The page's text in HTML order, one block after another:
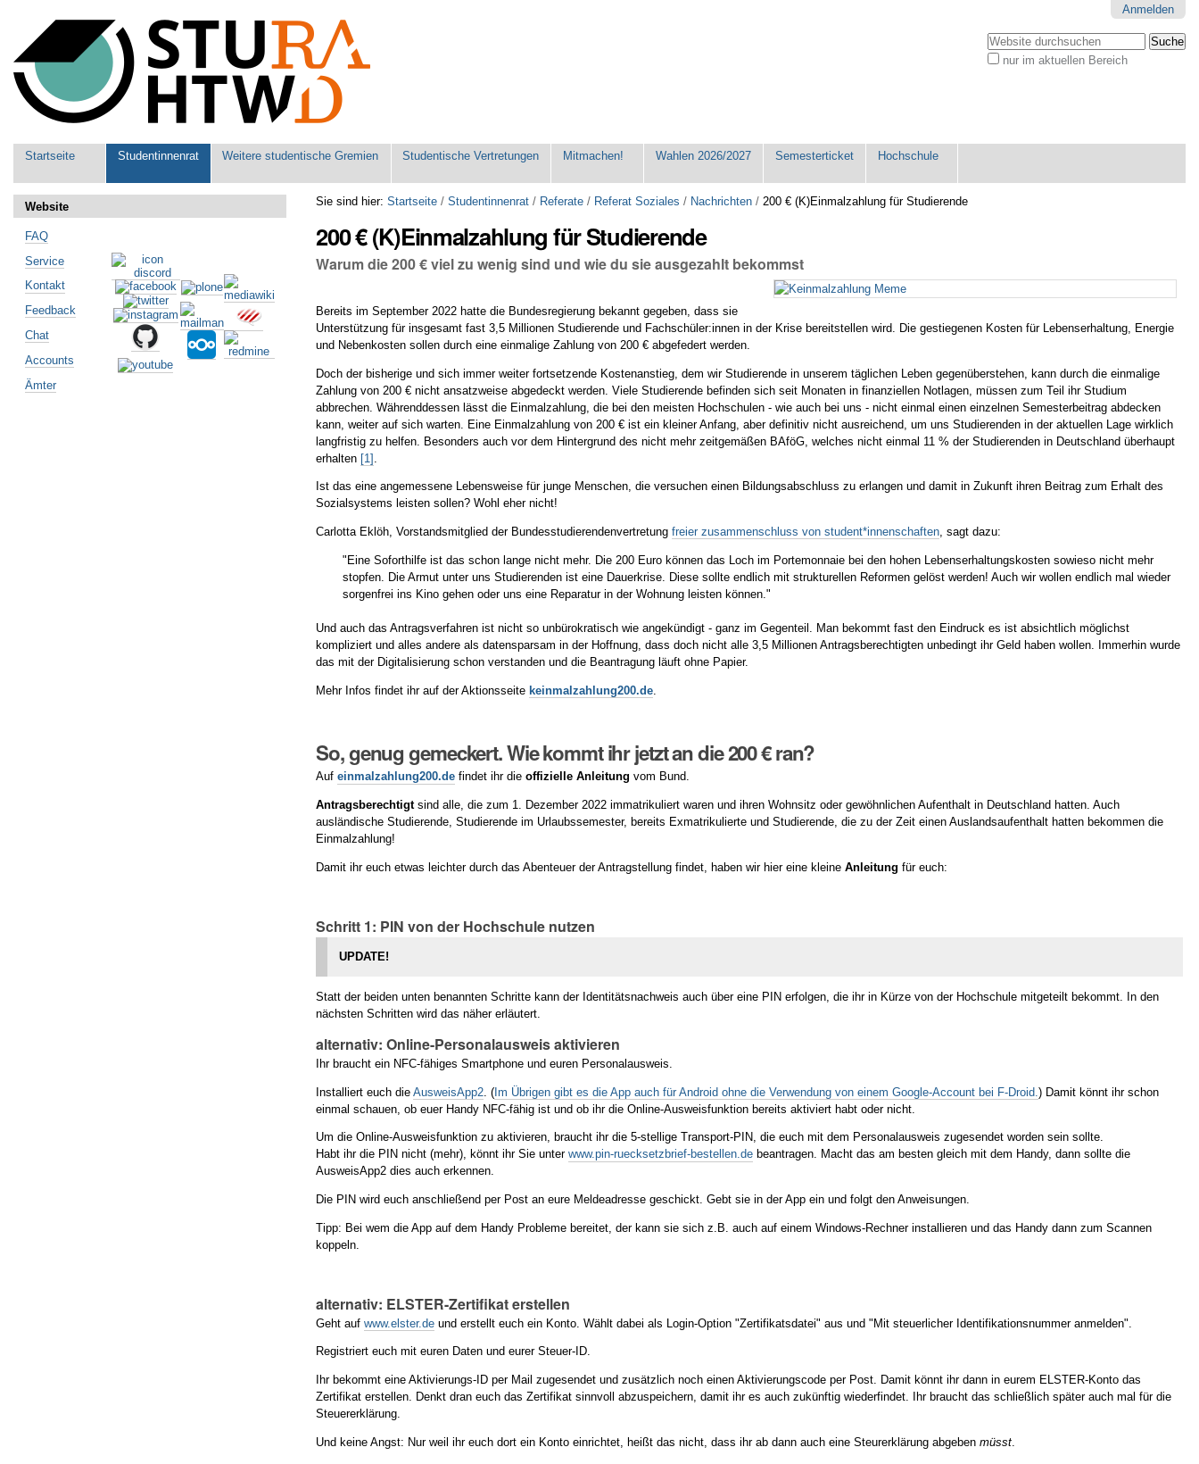
Werkzeuge
Anmelden
Website durchsuchen
nur im aktuellen Bereich
Sektionen
Startseite Studentinnenrat Weitere studentische Gremien Studentische Vertretungen Mitmachen! Wahlen 2026/2027 Semesterticket Hochschule
Sie sind hier: Startseite /Studentinnenrat / Referate / Referat Soziales / Nachrichten /200 € (K)Einmalzahlung für Studierende
200 € (K)Einmalzahlung für Studierende
Warum die 200 € viel zu wenig sind und wie du sie ausgezahlt bekommst
Bereits im September 2022 hatte die Bundesregierung bekannt gegeben, dass sie
Unterstützung für insgesamt fast 3,5 Millionen Studierende und Fachschüler:innen in der Krise bereitstellen wird. Die gestiegenen Kosten für Lebenserhaltung, Energie
und Nebenkosten sollen durch eine einmalige Zahlung von 200 € abgefedert werden.
Doch der bisherige und sich immer weiter fortsetzende Kostenanstieg, dem wir Studierende in unserem täglichen Leben gegenüberstehen, kann durch die einmalige
Zahlung von 200 € nicht ansatzweise abgedeckt werden. Viele Studierende befinden sich seit Monaten in finanziellen Notlagen, müssen zum Teil ihr Studium
abbrechen. Währenddessen lässt die Einmalzahlung, die bei den meisten Hochschulen - wie auch bei uns - nicht einmal einen einzelnen Semesterbeitrag abdecken
kann, weiter auf sich warten. Eine Einmalzahlung von 200 € ist ein kleiner Anfang, aber definitiv nicht ausreichend, um uns Studierenden in der aktuellen Lage wirklich
langfristig zu helfen. Besonders auch vor dem Hintergrund des nicht mehr zeitgemäßen BAföG, welches nicht einmal 11 % der Studierenden in Deutschland überhaupt
erhalten [1]
Ist das eine angemessene Lebensweise für junge Menschen, die versuchen einen Bildungsabschluss zu erlangen und damit in Zukunft ihren Beitrag zum Erhalt des
Sozialsystems leisten sollen? Wohl eher nicht!
Carlotta Eklöh, Vorstands­mitglied der Bundes­­studierenden­vertretungfreier zusammenschluss von student*innenschaften, sagt dazu:
"Eine Soforthilfe ist das schon lange nicht mehr. Die 200 Euro können das Loch im Portemonnaie bei den hohen Lebenserhaltungskosten sowieso nicht mehr
stopfen. Die Armut unter uns Studierenden ist eine Dauerkrise. Diese sollte endlich mit strukturellen Reformen gelöst werden! Auch wir wollen endlich mal wieder
sorgenfrei ins Kino gehen oder uns eine Reparatur in der Wohnung leisten können."
Und auch das Antragsverfahren ist nicht so unbürokratisch wie angekündigt - ganz im Gegenteil. Man bekommt fast den Eindruck es ist absichtlich möglichst
kompliziert und alles andere als datensparsam in der Hoffnung, dass doch nicht alle 3,5 Millionen Antragsberechtigten unbedingt ihr Geld haben wollen. Immerhin wurde
das mit der Digitalisierung schon verstanden und die Beantragung läuft ohne Papier.
Mehr Infos findet ihr auf der Aktionsseite keinmalzahlung200.de
So, genug gemeckert. Wie kommt ihr jetzt an die 200 € ran?
Aufeinmalzahlung200.de findet ihr dieoffizielle Anleitung vom Bund.
Antragsberechtigtsind alle, die zum 1. Dezember 2022 immatrikuliert waren und ihren Wohnsitz oder gewöhnlichen Aufenthalt in Deutschland hatten. Auch
ausländische Studierende, Studierende im Urlaubssemester, bereits Exmatrikulierte und Studierende, die zu der Zeit einen Auslandsaufenthalt hatten bekommen die
Einmalzahlung!
Damit ihr euch etwas leichter durch das Abenteuer der Antragstellung findet, haben wir hier eine kleineAnleitung für euch:
Schritt 1: PIN von der Hochschule nutzen
UPDATE!
Statt der beiden unten benannten Schritte kann der Identitätsnachweis auch über eine PIN erfolgen, die ihr in Kürze von der Hochschule mitgeteilt bekommt. In den
nächsten Schritten wird das näher erläutert.
alternativ: Online-Personalausweis aktivieren
Ihr braucht ein NFC-fähiges Smartphone und euren Personalausweis.
Installiert euch dieAusweisApp2 . (Im Übrigen gibt es die App auch für Android ohne die Verwendung von einem Google-Account bei F-Droid.) Damit könnt ihr schon
einmal schauen, ob euer Handy NFC-fähig ist und ob ihr die Online-Ausweisfunktion bereits aktiviert habt oder nicht.
Um die Online-Ausweisfunktion zu aktivieren, braucht ihr die 5-stellige Transport-PIN, die euch mit dem Personalausweis zugesendet worden sein sollte.
Habt ihr die PIN nicht (mehr), könnt ihr Sie unter www.pin-ruecksetzbrief-bestellen.de beantragen. Macht das am besten gleich mit dem Handy, dann sollte die
AusweisApp2 dies auch erkennen.
Die PIN wird euch anschließend per Post an eure Meldeadresse geschickt. Gebt sie in der App ein und folgt den Anweisungen.
Tipp: Bei wem die App auf dem Handy Probleme bereitet, der kann sie sich z.B. auch auf einem Windows-Rechner installieren und das Handy dann zum Scannen
koppeln.
alternativ: ELSTER-Zertifikat erstellen
Geht aufwww.elster.de und erstellt euch ein Konto. Wählt dabei als Login-Option "Zertifikatsdatei" aus und "Mit steuerlicher Identifikationsnummer anmelden".
Registriert euch mit euren Daten und eurer Steuer-ID.
Ihr bekommt eine Aktivierungs-ID per Mail zugesendet und zusätzlich noch einen Aktivierungscode per Post. Damit könnt ihr dann in eurem ELSTER-Konto das
Zertifikat erstellen. Denkt dran euch das Zertifikat sinnvoll abzuspeichern, damit ihr es auch zukünftig wiederfindet. Ihr braucht das schließlich später auch mal für die
Steuererklärung.
Und keine Angst: Nur weil ihr euch dort ein Konto einrichtet, heißt das nicht, dass ihr ab dann auch eine Steurerklärung abgebenmüsst
Website
FAQ
Service
Kontakt
Feedback
Chat
Accounts
Ämter